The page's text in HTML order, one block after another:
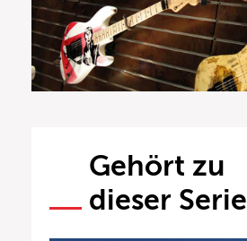
Gehört zu
dieser Serie